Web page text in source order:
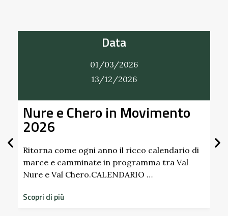
di
Val
01/03/2026
31/12/2026
Alla Scoperta dei Profumi
Pallavicino
Scopri i profumi inaspettati di erbe e
storico del Castello di Scipione …